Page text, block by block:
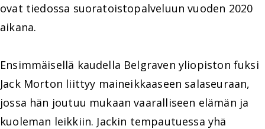
ovat tiedossa suoratoistopalveluun vuoden 2020
aikana.
Ensimmäisellä kaudella Belgraven yliopiston fuksi
Jack Morton liittyy maineikkaaseen salaseuraan,
jossa hän joutuu mukaan vaaralliseen elämän ja
kuoleman leikkiin. Jackin tempautuessa yhä